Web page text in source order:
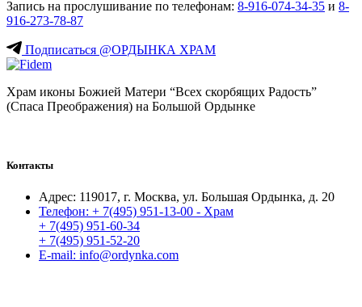
Запись на прослушивание по телефонам: 8-916-074-34-35 и 8-
916-273-78-87
Подписаться @ОРДЫНКА ХРАМ
Храм иконы Божией Матери “Всех скорбящих Радость”
(Спаса Преображения) на Большой Ордынке
Контакты
Адрес: 119017, г. Москва, ул. Большая Ордынка, д. 20
Телефон: + 7(495) 951-13-00 - Храм
+ 7(495) 951-60-34
+ 7(495) 951-52-20
E-mail: info@ordynka.com